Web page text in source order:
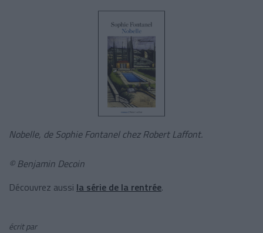
Nobelle, de Sophie Fontanel chez Robert Laffont.
© Benjamin Decoin
Découvrez aussi la série de la rentrée.
écrit par